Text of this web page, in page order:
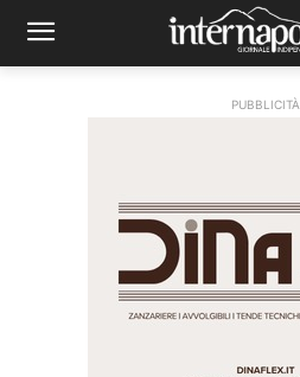
PUBBLICITÀ